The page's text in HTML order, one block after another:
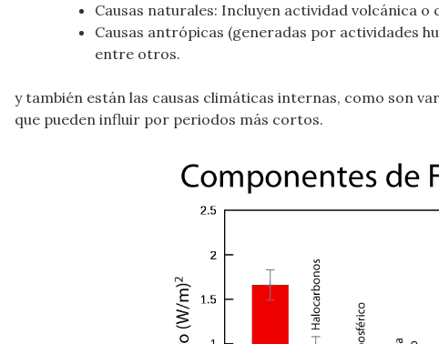
Causas naturales: Incluyen actividad volcánica
Causas antrópicas (generadas por actividades
entre otros.
y también están las causas climáticas internas, como son
que pueden influir por periodos más cortos.